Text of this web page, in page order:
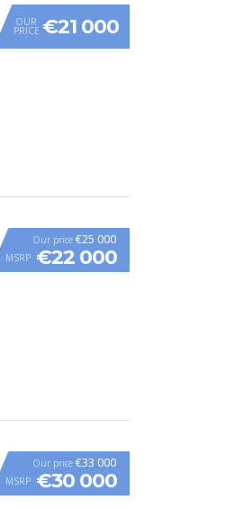
OUR
PRICE €21 000
Our price €25 000
MSRP €22 000
Our price €33 000
MSRP €30 000